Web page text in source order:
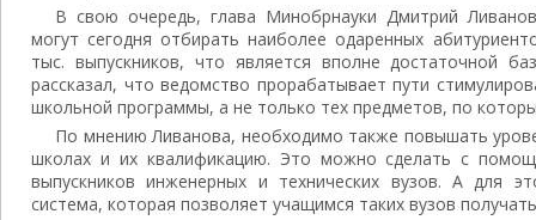
В свою очередь, глава Минобрнауки Дмитрий
могут сегодня отбирать наиболее одаренных
тыс. выпускников, что является вполне достаточной
рассказал, что ведомство прорабатывает пути
школьной программы, а не только тех предметов, по
По мнению Ливанова, необходимо также повышать
школах и их квалификацию. Это можно сделать с
выпускников инженерных и технических вузов. А для
система, которая позволяет учащимся таких вузов